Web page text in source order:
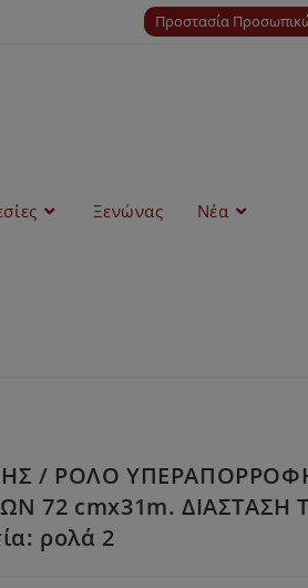
Προστασία
Ξενώνας Νέα
/ ΡΟΛΟ
72 cmx31m. ΔΙΑΣΤΑΣΗ
ρολά 2